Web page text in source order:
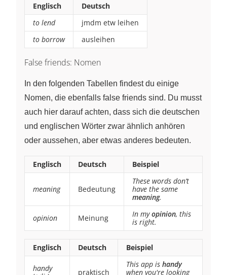
Englisch
Deutsch
to lend
jmdm etw leihen
to borrow
ausleihen
False friends: Nomen
In den folgenden Tabellen findest du einige
Nomen, die ebenfalls false friends sind. Du musst
auch hier darauf achten, dass sich die deutschen
und englischen Wörter zwar ähnlich anhören
oder aussehen, aber etwas anderes bedeuten.
Englisch Deutsch Beispiel
meaning Bedeutung
These words don’t
have the same
meaning.
opinion Meinung In myopinion, this
is right.
Englisch Deutsch Beispiel
handy
praktisch
This app is handy
when you're looking